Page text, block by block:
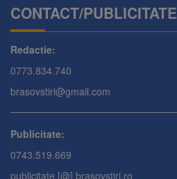
CONTACT/PUBLICITATE
Redactie:
0773.834.740
brasovstiri@gmail.com
Publicitate:
0743.519.669
publicitate [@] brasovstiri.ro